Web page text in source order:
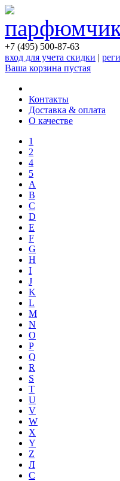
+7 (495) 500-87-63
вход для учета скидки |
Ваша корзина пустая
Контакты
Доставка & оплата
О качестве
1
2
4
5
A
B
C
D
E
F
G
H
I
J
K
L
M
N
O
P
Q
R
S
T
U
V
W
X
Y
Z
Л
С